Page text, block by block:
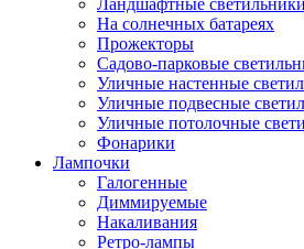
Ландшафтные светильники
На солнечных батареях
Прожекторы
Садово-парковые
Уличные настенные
Уличные подвесные
Уличные потолочные
Фонарики
Лампочки
Галогенные
Диммируемые
Накаливания
Ретро-лампы